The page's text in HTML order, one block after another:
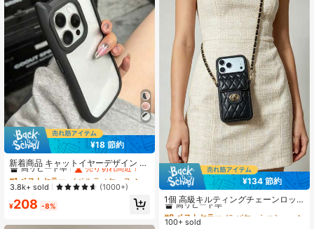
¥18 節約
新着商品 キャットイヤーデザイン 2 i
n1 タッチフィールド対応 アンチショ
ック モバイルケース、iPhone 15 Pro
Max対応、女性向けiPhone 14 Pro M
ax/13/XS/XR/Cartoon P11/7 Plus/8
P/7/8/SE2 用柔らかいシリコン製保
#1 ベストセラー ノベルティケース
高リピート率
売り切れ間近！
#1 ベストセラー
ノベルティケース
高リピート率
売り切れ間近！
#1 ベストセラー
ノベルティケース
高リピート率
売り切れ間近！
#1 ベストセラー
高リピート率
売り切れ間近！
3.8k+ sold (1000+)
¥208 -8%
¥134 節約
1個 高級キルティングチェーンロッ
ク式カードホルダー クロスボディフ
ォンケース、贅沢なウールパターン
#8 ベストセラー
に バケーションスタイル 携帯電話ケース
高リピート率
#8 ベストセラー
高リピート率
#8 ベストセラー
高リピート率
100+ sold